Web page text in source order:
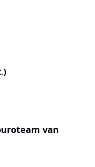
van